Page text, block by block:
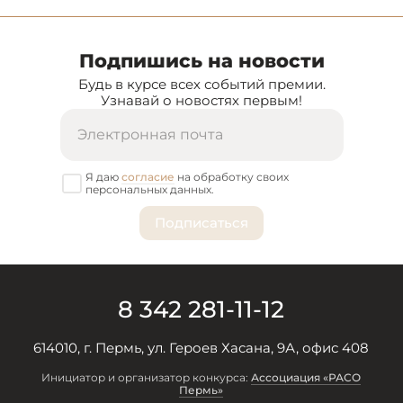
Подпишись на новости
Будь в курсе всех событий премии.
Узнавай о новостях первым!
Я даю согласие на обработку своих
персональных данных.
8 342 281-11-12
614010, г. Пермь, ул. Героев Хасана, 9А, офис 408
Инициатор и организатор конкурса:Ассоциация «РАСО
Пермь»